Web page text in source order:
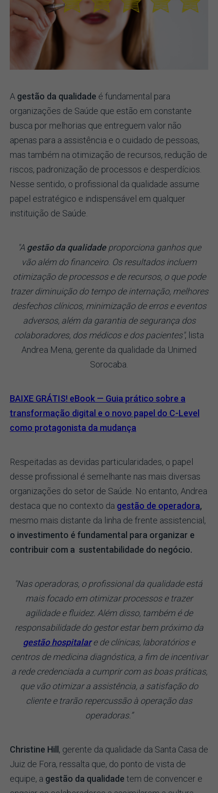
A gestão da qualidade é fundamental para
organizações de Saúde que estão em constante
busca por melhorias que entreguem valor não
apenas para a assistência e o cuidado de pessoas,
mas também na otimização de recursos, redução de
riscos, padronização de processos e desperdícios.
Nesse sentido, o profissional da qualidade assume
papel estratégico e indispensável em qualquer
instituição de Saúde.
"A gestão da qualidadeproporciona ganhos que
vão além do financeiro. Os resultados incluem
otimização de processos e de recursos, o que pode
trazer diminuição do tempo de internação, melhores
desfechos clínicos, minimização de erros e eventos
adversos, além da garantia de segurança dos
colaboradores, dos médicos e dos pacientes", lista
Andrea Mena, gerente da qualidade da Unimed
Sorocaba.
BAIXE GRÁTIS! eBook — Guia prático sobre a
transformação digital e o novo papel do C-Level
como protagonista da mudança
Respeitadas as devidas particularidades, o papel
desse profissional é semelhante nas mais diversas
organizações do setor de Saúde. No entanto, Andrea
destaca que no contexto da gestão de operadora,
mesmo mais distante da linha de frente assistencial,
o investimento é fundamental para organizar e
contribuir com a sustentabilidade do negócio.
"Nas operadoras, o profissional da qualidade está
mais focado em otimizar processos e trazer
agilidade e fluidez. Além disso, também é de
responsabilidade do gestor estar bem próximo da
gestão hospitalare de clínicas, laboratórios e
centros de medicina diagnóstica, a fim de incentivar
a rede credenciada a cumprir com as boas práticas,
que vão otimizar a assistência, a satisfação do
cliente e trarão repercussão à operação das
operadoras.”
Christine Hill, gerente da qualidade da Santa Casa de
Juiz de Fora, ressalta que, do ponto de vista de
equipe, a gestão da qualidade tem de convencer e